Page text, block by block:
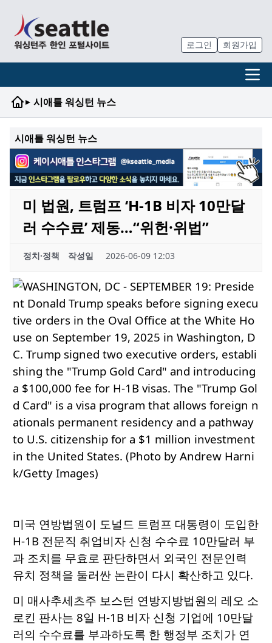
로그인 회원가입
▸ 시애틀 워싱턴 뉴스
시애틀 워싱턴 뉴스
미 법원, 트럼프 ‘H-1B 비자 10만달
러 수수료’ 제동…“위헌·위법”
정치·정책 작성일 2026-06-09 12:03
미국 연방법원이 도널드 트럼프 대통령이 도입한
H-1B 전문직 취업비자 신청 수수료 10만달러 부
과 조치를 무효로 판단하면서 외국인 전문인력
유치 정책을 둘러싼 논란이 다시 확산하고 있다.
미 매사추세츠주 보스턴 연방지방법원의 레오 소
로킨 판사는 8일 H-1B 비자 신청 기업에 10만달
러의 수수료를 부과하도록 한 행정부 조치가 연